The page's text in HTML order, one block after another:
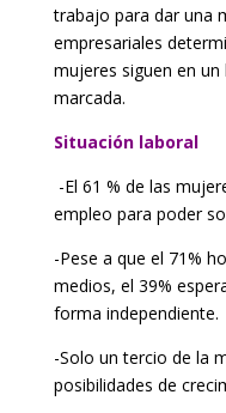
trabajo para dar una
empresariales
mujeres siguen en
marcada.
Situación laboral
-El 61 % de las
empleo para poder
-Pese a que el 71%
medios, el 39%
forma independiente.
-Solo un tercio de la
posibilidades de